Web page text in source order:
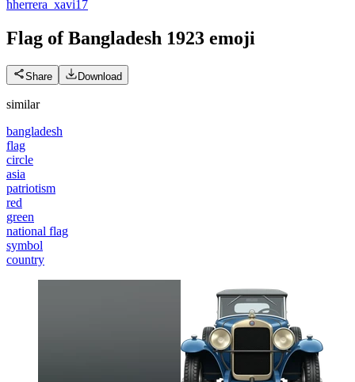
hherrera_xavi17
Flag of Bangladesh 1923 emoji
Share Download
similar
bangladesh
flag
circle
asia
patriotism
red
green
national flag
symbol
country